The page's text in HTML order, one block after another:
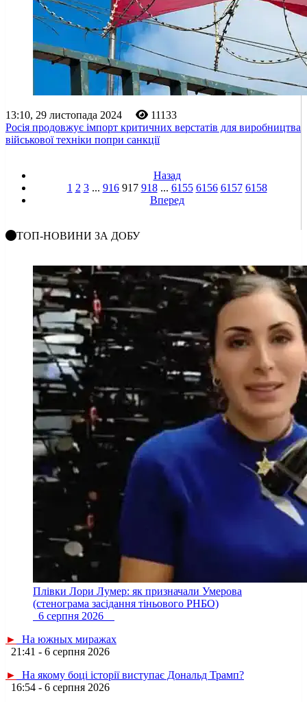
13:10, 29 листопада 2024
11133
Росія продовжує імпорт критичних верстатів для виробництва
військової техніки попри санкції
Назад
1 2 3 ... 916 917 918 ... 6155 6156 6157 6158
Вперед
ТОП-НОВИНИ ЗА ДОБУ
Плівки Лори Лумер: як призначали Умерова
(стенограма засідання тіньового РНБО)
6 серпня 2026
►
На южных миражах
21:41 - 6 серпня 2026
►
На якому боці історії виступає Дональд Трамп?
16:54 - 6 серпня 2026